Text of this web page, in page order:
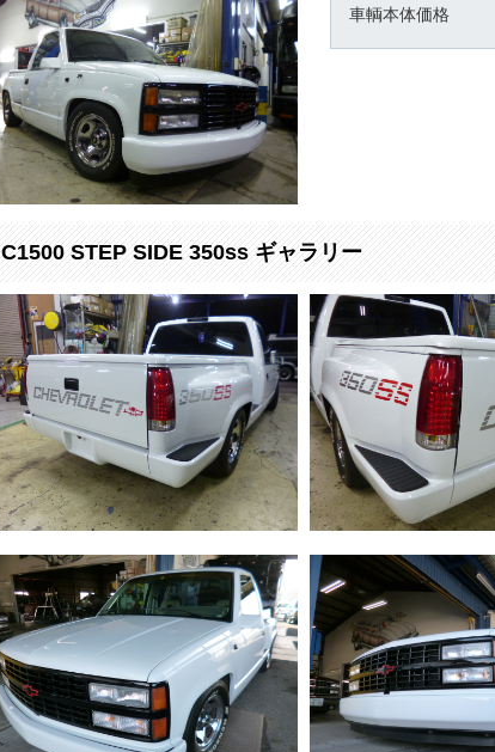
車輌本体価格
C1500 STEP SIDE 350ss ギャラリー